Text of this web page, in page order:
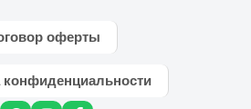
оферты
конфиденциальности